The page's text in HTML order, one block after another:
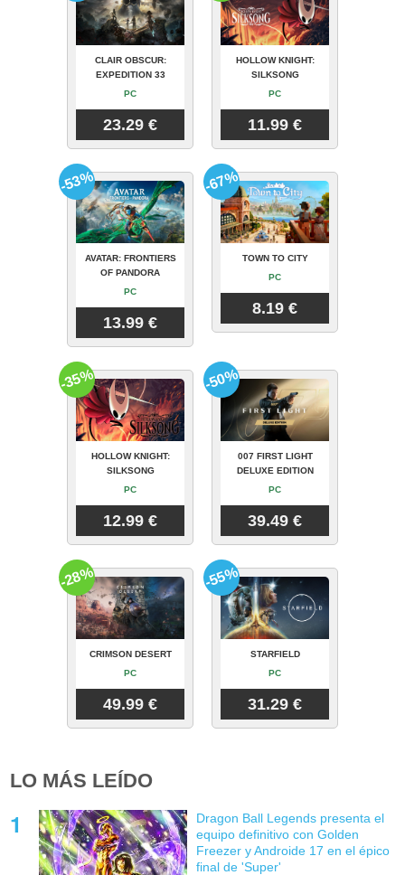
CLAIR OBSCUR:
EXPEDITION 33
PC
23.29 €
HOLLOW KNIGHT:
SILKSONG
PC
11.99 €
AVATAR: FRONTIERS
OF PANDORA
PC
13.99 €
-53%
TOWN TO CITY
PC
8.19 €
-67%
HOLLOW KNIGHT:
SILKSONG
PC
12.99 €
-35%
007 FIRST LIGHT
DELUXE EDITION
PC
39.49 €
-50%
CRIMSON DESERT
PC
49.99 €
-28%
STARFIELD
PC
31.29 €
-55%
LO MÁS LEÍDO
Dragon Ball Legends presenta el
equipo definitivo con Golden
Freezer y Androide 17 en el épico
final de 'Super'